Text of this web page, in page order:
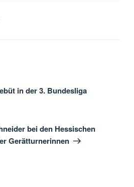
in der 3. Bundesliga
bei den Hessischen
Gerätturnerinnen